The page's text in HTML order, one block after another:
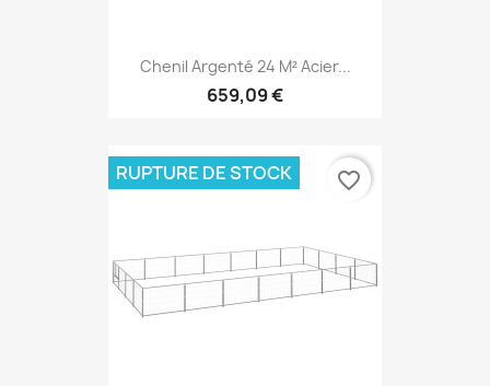
Chenil Argenté 24 M² Acier...
659,09 €
RUPTURE DE STOCK favorite_border